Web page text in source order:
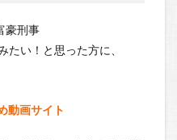
豪刑事
い！と思った方に、
動画サイト